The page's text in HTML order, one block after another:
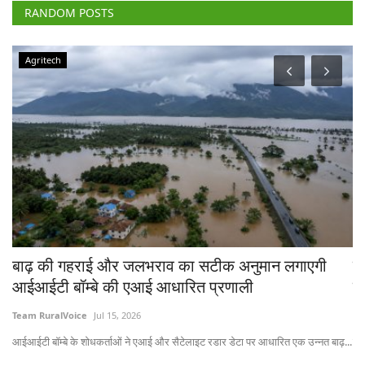
RANDOM POSTS
Agritech
बाढ़ की गहराई और जलभराव का सटीक अनुमान लगाएगी
आईआईटी बॉम्बे की एआई आधारित प्रणाली
Team RuralVoice Jul 15, 2026
आईआईटी बॉम्बे के शोधकर्ताओं ने एआई और सैटेलाइट रडार डेटा पर आधारित एक उन्नत बाढ़...